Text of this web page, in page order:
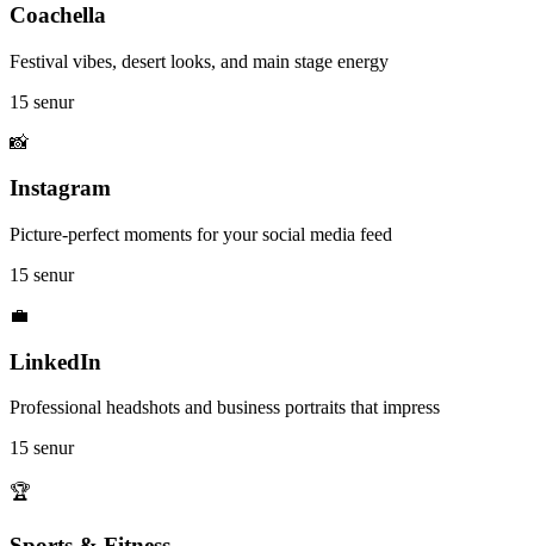
Coachella
Festival vibes, desert looks, and main stage energy
15 senur
📸
Instagram
Picture-perfect moments for your social media feed
15 senur
💼
LinkedIn
Professional headshots and business portraits that impress
15 senur
🏆